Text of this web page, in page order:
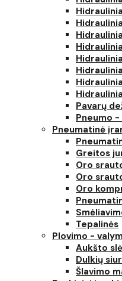
Pavarų
Pneumo
Pneumatinė
Greitos
Oro
Oro
Oro
Tepalinės
Plovimo -
Aukšto
Dulkių
Šlavimo